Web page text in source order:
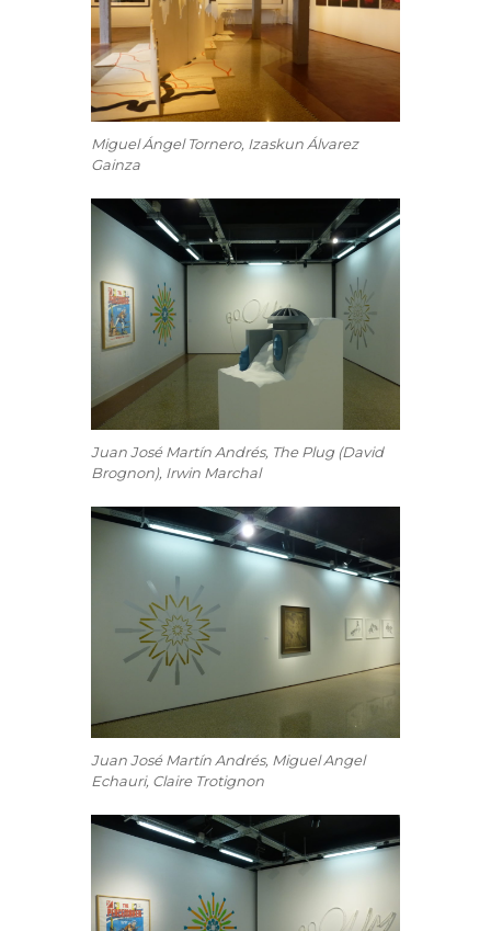
Miguel Ángel Tornero, Izaskun Álvarez
Gainza
Juan José Martín Andrés, The Plug (David
Brognon), Irwin Marchal
Juan José Martín Andrés, Miguel Angel
Echauri, Claire Trotignon